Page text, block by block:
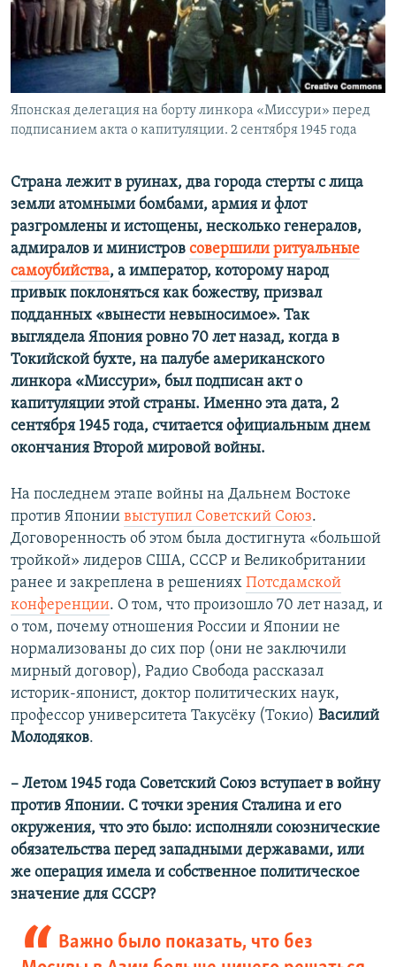
ПОБЕДИТЕЛЕЙ НЕ СУДЯТ?
КРЫМ.НЕПОКОРЕННЫЙ
УКРАИНСКАЯ ПРОБЛЕМА КРЫМА
ПРИСОЕДИНЯЙТЕСЬ!
Все сайты RFE/RL
Японская делегация на борту линкора «Миссури» перед
подписанием акта о капитуляции. 2 сентября 1945 года
Страна лежит в руинах, два города стерты с лица
земли атомными бомбами, армия и флот
разгромлены и истощены, несколько генералов,
адмиралов и министров совершили ритуальные
самоубийства, а император, которому народ
привык поклоняться как божеству, призвал
подданных «вынести невыносимое». Так
выглядела Япония ровно 70 лет назад, когда в
Токийской бухте, на палубе американского
линкора «Миссури», был подписан акт о
капитуляции этой страны. Именно эта дата, 2
сентября 1945 года, считается официальным днем
окончания Второй мировой войны.
На последнем этапе войны на Дальнем Востоке
против Японии выступил Советский Союз.
Договоренность об этом была достигнута «большой
тройкой» лидеров США, СССР и Великобритании
ранее и закреплена в решениях Потсдамской
конференции. О том, что произошло 70 лет назад, и
о том, почему отношения России и Японии не
нормализованы до сих пор (они не заключили
мирный договор), Радио Свобода рассказал
историк-японист, доктор политических наук,
профессор университета Такусёку (Токио) Василий
Молодяков.
– Летом 1945 года Советский Союз вступает в войну
против Японии. С точки зрения Сталина и его
окружения, что это было: исполняли союзнические
обязательства перед западными державами, или
же операция имела и собственное политическое
значение для СССР?
Важно было показать, что без